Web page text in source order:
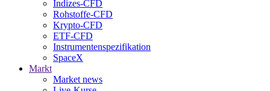
Indizes-CFD
Rohstoffe-CFD
Krypto-CFD
ETF-CFD
Instrumentenspezifikation
SpaceX
Markt
Market news